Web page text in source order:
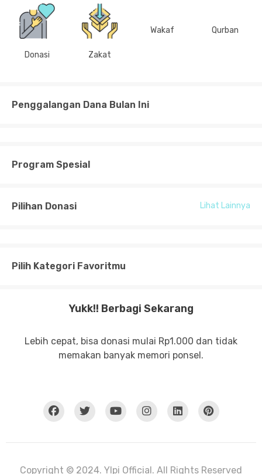
Donasi Zakat
Wakaf Qurban
Penggalangan Dana Bulan Ini
Program Spesial
Pilihan Donasi Lihat Lainnya
Pilih Kategori Favoritmu
Yukk!! Berbagi Sekarang
Lebih cepat, bisa donasi mulai Rp1.000 dan tidak
memakan banyak memori ponsel.
Copyright © 2024. Ylpi Official. All Rights Reserved